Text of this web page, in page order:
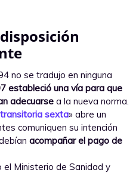
no se tradujo en ninguna
estableció una vía para que
adecuarse a la nueva norma.
sexta» abre un
comuniquen su intención
acompañar el pago de
Ministerio de Sanidad y